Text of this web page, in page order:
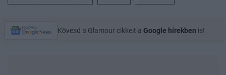
Kövesd a Glamour cikkeit a Google hírekben is!